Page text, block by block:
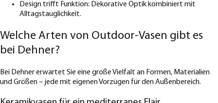
Design trifft Funktion: Dekorative Optik kombiniert mit
Alltagstauglichkeit.
Welche Arten von Outdoor-Vasen gibt es
bei Dehner?
Bei Dehner erwartet Sie eine große Vielfalt an Formen, Materialien
und Größen – jede mit eigenen Vorzügen für den Außenbereich.